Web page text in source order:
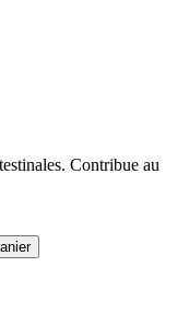
Contribue au